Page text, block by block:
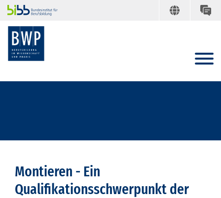
Montieren - Ein
Qualifikationsschwerpunkt der